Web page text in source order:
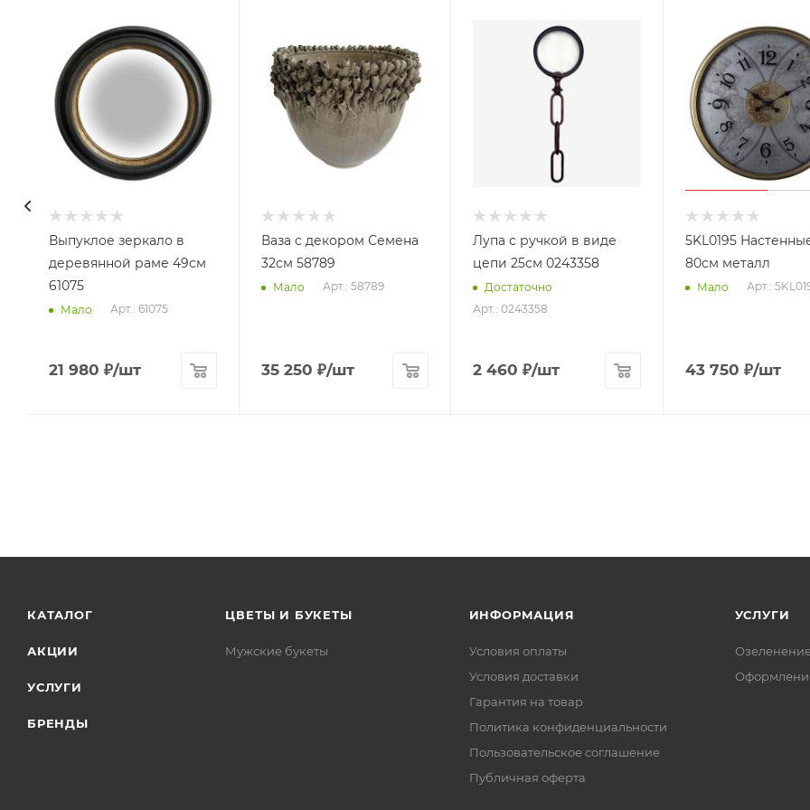
Выпуклое зеркало в
деревянной раме 49см
61075
Мало Арт.: 61075
21 980 ₽/шт
Ваза с декором Семена
32см 58789
Мало Арт.: 58789
35 250 ₽/шт
Лупа с ручкой в виде
цепи 25см 0243358
Достаточно
Арт.: 0243358
2 460 ₽/шт
5KL0195
80см металл
Мало Арт.:
43 750 ₽/шт
КАТАЛОГ
АКЦИИ
УСЛУГИ
БРЕНДЫ
ЦВЕТЫ И БУКЕТЫ
Мужские букеты
ИНФОРМАЦИЯ
Условия оплаты
Условия доставки
Гарантия на товар
Политика конфиденциальности
Пользовательское соглашение
Публичная оферта
УСЛУГИ